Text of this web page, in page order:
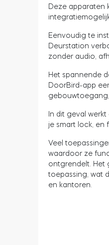
Deze apparaten
Eenvoudig te
Deurstation
zonder audio,
Het spannende
DoorBird-app
In dit geval
je smart lock, en
Veel
waardoor ze
ontgrendelt. Het
toepassing, wat
en kantoren.